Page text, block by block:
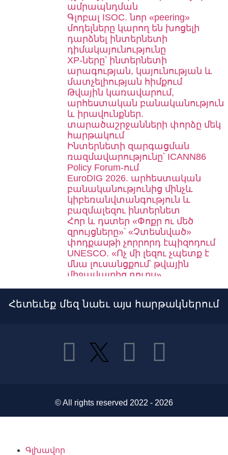
ամրապնդման
Գլոբալ ISOC. նոր «peering»
մոդելները կարող են խոցելի
դարձնել ինտերնետի
դիմակայունությունը
XP-ները՝ ինտերնետի
արագության, կայունության և
մատչելիության հիմքում
Թվային կառավարում,
արհեստական բանականություն
և իրավունքներ.
տարածաշրջանների փորձը մեկ
հարթակում
Ինտերնետի զարգացման
ռազմավարությունը՝ ICANN86
Policy Forum-ում
EuroDIG 2026. արհեստական
բանականությունից մինչև
կիբեռանվտանգություն և
բազմալեզու ինտերնետ
Հոր և դստեր «Փոքր ու մեծ
զրույցները»՝ «Չտեսնված»
փոդքասթի չորրորդ էպիզոդում
UNESCO. «Ոչ մի լեզու չպետք է
մնա լուսանցքում՝ թվային
միջավայրից դուրս»
բրենդ
UNESCO-ի հանձնարարականը՝
ինտերնետի բազմալեզվությունը
փոդքասթի երրորդ էպիզոդը
Հետեւեք մեզ նաեւ այս հարթակներում
© All rights reserved 2022 - 2026
Գլխավոր